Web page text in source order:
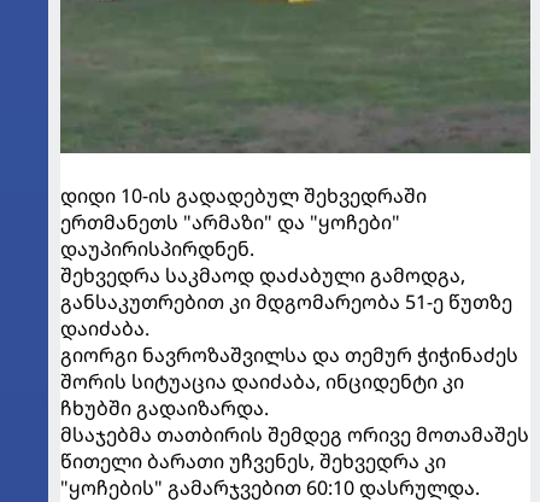
დიდი 10-ის გადადებულ შეხვედრაში
ერთმანეთს "არმაზი" და "ყოჩები"
დაუპირისპირდნენ.
შეხვედრა საკმაოდ დაძაბული გამოდგა,
განსაკუთრებით კი მდგომარეობა 51-ე წუთზე
დაიძაბა.
გიორგი ნავროზაშვილსა და თემურ ჭიჭინაძეს
შორის სიტუაცია დაიძაბა, ინციდენტი კი
ჩხუბში გადაიზარდა.
მსაჯებმა თათბირის შემდეგ ორივე მოთამაშეს
წითელი ბარათი უჩვენეს, შეხვედრა კი
"ყოჩების" გამარჯვებით 60:10 დასრულდა.